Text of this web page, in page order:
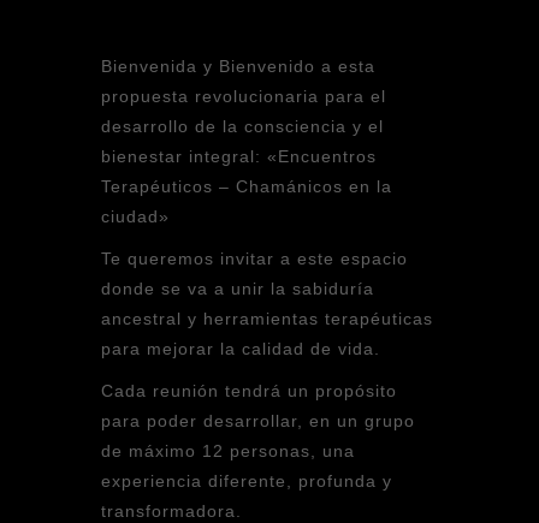
Bienvenida y Bienvenido a esta
propuesta revolucionaria para el
desarrollo de la consciencia y el
bienestar integral: «Encuentros
Terapéuticos – Chamánicos en la
ciudad»
Te queremos invitar a este espacio
donde se va a unir la sabiduría
ancestral y herramientas terapéuticas
para mejorar la calidad de vida.
Cada reunión tendrá un propósito
para poder desarrollar, en un grupo
de máximo 12 personas, una
experiencia diferente, profunda y
transformadora.